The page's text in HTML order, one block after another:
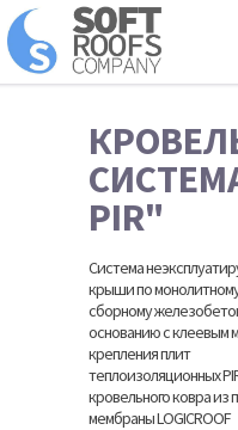
PIR"
Система
крыши по
сборному
основанию с клеевым
крепления плит
теплоизоляционных
кровельного ковра из
мембраны LOGICROOF